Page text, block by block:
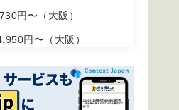
円〜（大阪）
円〜（大阪）
HAIR-の料金相場：
）
の料金相場：